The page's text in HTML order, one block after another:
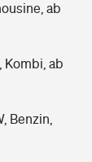
ab
Kombi, ab
Benzin,